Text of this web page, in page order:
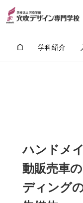
学科紹介
ハンドメ
動販売車
ディング